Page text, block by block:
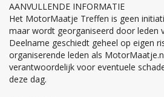
AANVULLENDE INFORMATIE
Het MotorMaatje Treffen is geen
maar wordt georganiseerd door leden
Deelname geschiedt geheel op eigen
organiserende leden als
verantwoordelijk voor eventuele
deze dag.